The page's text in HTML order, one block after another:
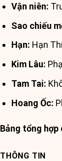
Vận niên:
Sao chiếu
Hạn: Hạn
Kim Lâu:
Tam Tai:
Hoang Ốc:
Bảng tổng
THÔNG TIN